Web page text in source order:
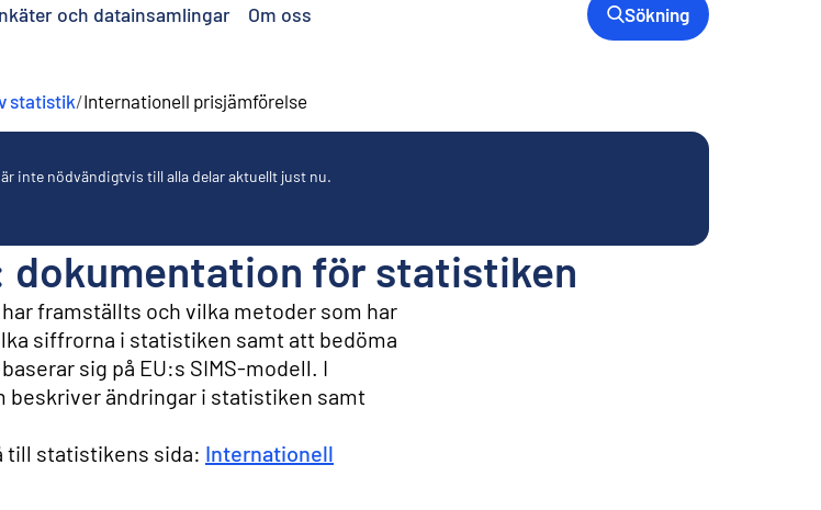
och datainsamlingar Om oss Sökning
statistik/Internationell prisjämförelse
inte nödvändigtvis till alla delar aktuellt just nu.
för statistiken
framställts och vilka metoder som har
siffrorna i statistiken samt att bedöma
sig på EU:s SIMS-modell. I
beskriver ändringar i statistiken samt
till statistikens sida: Internationell